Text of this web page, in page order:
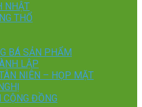
NHẬT
THỔ
BÁ SẢN PHẨM
LẬP
NIÊN – HỌP MẶT
ĐỒNG